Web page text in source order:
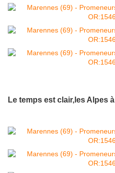
Le temps est clair,les Alpes